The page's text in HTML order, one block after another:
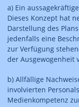
a) Ein
Dieses Konzept hat
Darstellung des
jedenfalls eine
zur Verfügung
der Ausgewogenheit
b) Allfällige
involvierten
Medienkompetenz